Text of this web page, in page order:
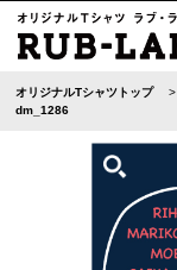
オリジナルTシャツトップ
dm_1286